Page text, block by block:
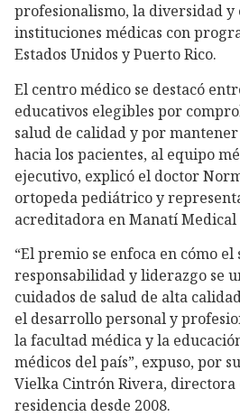
profesionalismo, la diversidad y
instituciones médicas con
Estados Unidos y Puerto Rico.
El centro médico se destacó
educativos elegibles por
salud de calidad y por
hacia los pacientes, al equipo
ejecutivo, explicó el doctor
ortopeda pediátrico y
acreditadora en Manatí Medical
“El premio se enfoca en cómo el
responsabilidad y liderazgo se
cuidados de salud de alta
el desarrollo personal y
la facultad médica y la
médicos del país”, expuso, por
Vielka Cintrón Rivera,
residencia desde 2008.